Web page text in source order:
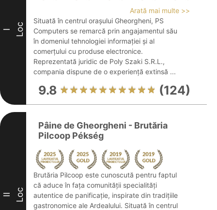
I Loc
Arată mai multe >>
Situată în centrul orașului Gheorgheni, PS
Computers se remarcă prin angajamentul său
în domeniul tehnologiei informației și al
comerțului cu produse electronice.
Reprezentată juridic de Poly Szaki S.R.L.,
compania dispune de o experiență extinsă ...
9.8 (124)
II Loc
Pâine de Gheorgheni - Brutăria
Pilcoop Pékség
Brutăria Pilcoop este cunoscută pentru faptul
că aduce în fața comunității specialități
autentice de panificație, inspirate din tradițiile
gastronomice ale Ardealului. Situată în centrul